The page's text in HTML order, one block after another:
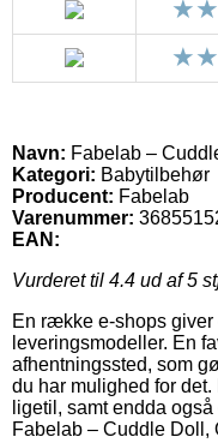
Navn: Fabelab –
Kategori: Babytilbehør
Producent: Fabelab
Varenummer:
EAN:
Vurderet til 4.4 ud af 5
En række e-shops giver
leveringsmodeller. En
afhentningssted, som
du har mulighed for
ligetil, samt endda
Fabelab – Cuddle Doll,